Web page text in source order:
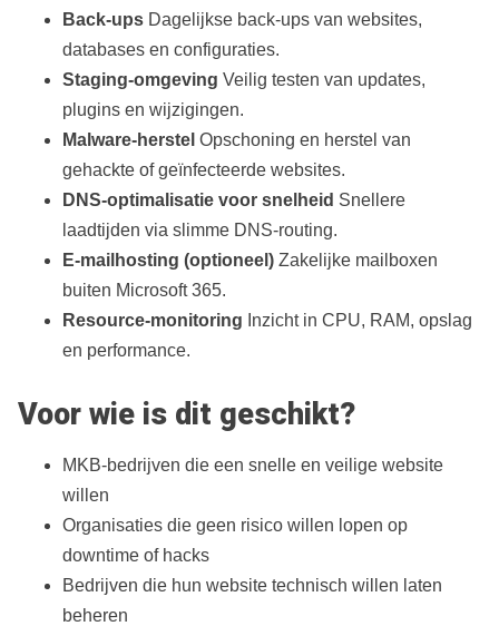
Back‑ups Dagelijkse back‑ups van websites,
databases en configuraties.
Staging‑omgeving Veilig testen van updates,
plugins en wijzigingen.
Malware‑herstel Opschoning en herstel van
gehackte of geïnfecteerde websites.
DNS‑optimalisatie voor snelheid Snellere
laadtijden via slimme DNS‑routing.
E‑mailhosting (optioneel) Zakelijke mailboxen
buiten Microsoft 365.
Resource‑monitoring Inzicht in CPU, RAM, opslag
en performance.
Voor wie is dit geschikt?
MKB‑bedrijven die een snelle en veilige website
willen
Organisaties die geen risico willen lopen op
downtime of hacks
Bedrijven die hun website technisch willen laten
beheren